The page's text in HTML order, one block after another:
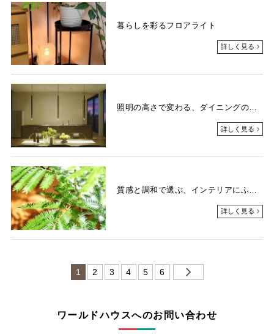
暮らしを彩るフロアライト
詳しく見る
照明の高さで変わる、ダイニングの居心地
詳しく見る
詳しく見る
1 2 3 4 5 6
ワールドハウスへのお問い合わせ